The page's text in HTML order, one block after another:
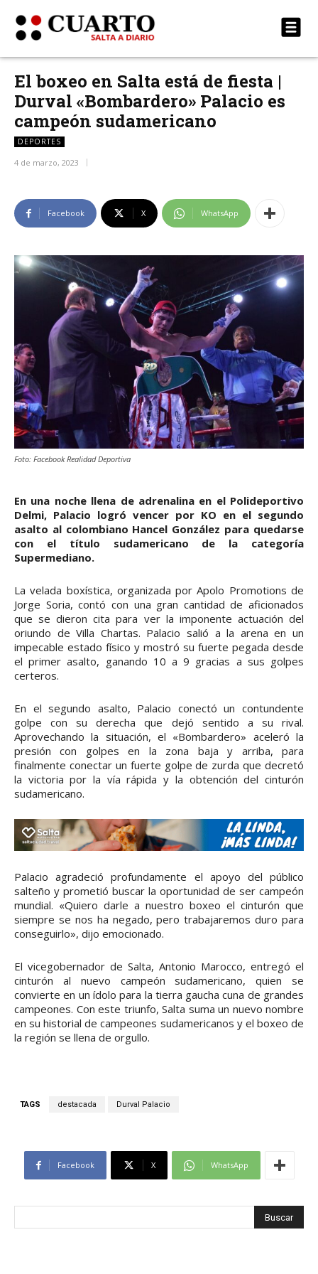
El boxeo en Salta está de fiesta |
Durval «Bombardero» Palacio es
campeón sudamericano
DEPORTES
4 de marzo, 2023
Facebook X WhatsApp
Foto: Facebook Realidad Deportiva
En una noche llena de adrenalina en el Polideportivo
Delmi, Palacio logró vencer por KO en el segundo
asalto al colombiano Hancel González para quedarse
con el título sudamericano de la categoría
Supermediano.
La velada boxística, organizada por Apolo Promotions de
Jorge Soria, contó con una gran cantidad de aficionados
que se dieron cita para ver la imponente actuación del
oriundo de Villa Chartas. Palacio salió a la arena en un
impecable estado físico y mostró su fuerte pegada desde
el primer asalto, ganando 10 a 9 gracias a sus golpes
certeros.
En el segundo asalto, Palacio conectó un contundente
golpe con su derecha que dejó sentido a su rival.
Aprovechando la situación, el «Bombardero» aceleró la
presión con golpes en la zona baja y arriba, para
finalmente conectar un fuerte golpe de zurda que decretó
la victoria por la vía rápida y la obtención del cinturón
sudamericano.
Palacio agradeció profundamente el apoyo del público
salteño y prometió buscar la oportunidad de ser campeón
mundial. «Quiero darle a nuestro boxeo el cinturón que
siempre se nos ha negado, pero trabajaremos duro para
conseguirlo», dijo emocionado.
El vicegobernador de Salta, Antonio Marocco, entregó el
cinturón al nuevo campeón sudamericano, quien se
convierte en un ídolo para la tierra gaucha cuna de grandes
campeones. Con este triunfo, Salta suma un nuevo nombre
en su historial de campeones sudamericanos y el boxeo de
la región se llena de orgullo.
TAGS destacada Durval Palacio
Facebook X WhatsApp